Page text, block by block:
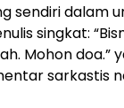
sendiri dalam
singkat:
Mohon doa.”
sarkastis